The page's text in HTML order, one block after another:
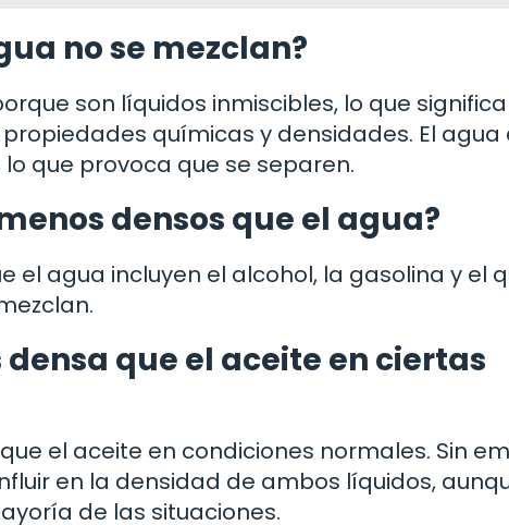
no se mezclan?
son líquidos inmiscibles, lo que
químicas y densidades. El agua
que provoca que se separen.
densos que el agua?
el agua incluyen el alcohol, la gasolina y el
que el aceite en ciertas
el aceite en condiciones normales. Sin
en la densidad de ambos líquidos,
de las situaciones.